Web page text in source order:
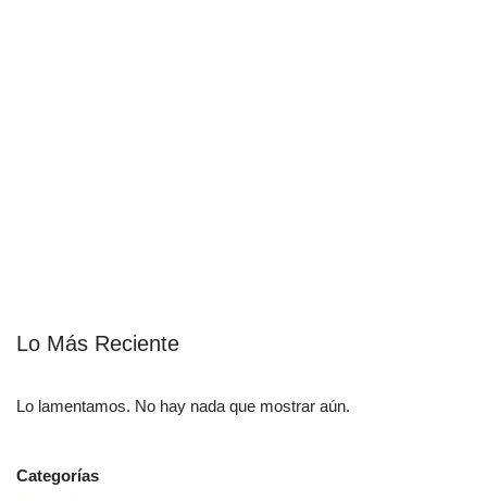
Lo Más Reciente
Lo lamentamos. No hay nada que mostrar aún.
Categorías